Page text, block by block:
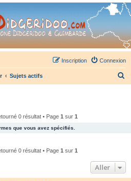
- retrouvez la communauté.
Connexion
Inscription
Sujets actifs
h
e
0 résultat • Page 1 sur 1
que vous avez spécifiés.
0 résultat • Page 1 sur 1
Aller